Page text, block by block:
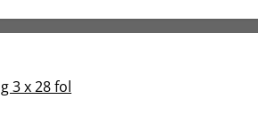
3 x 28 fol